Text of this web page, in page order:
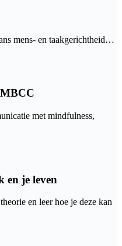
mens- en taakgerichtheid…
met mindfulness,
en je leven
en leer hoe je deze kan